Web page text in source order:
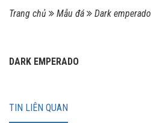
Trang chủ Mẫu đá Dark emperado
DARK EMPERADO
TIN LIÊN QUAN